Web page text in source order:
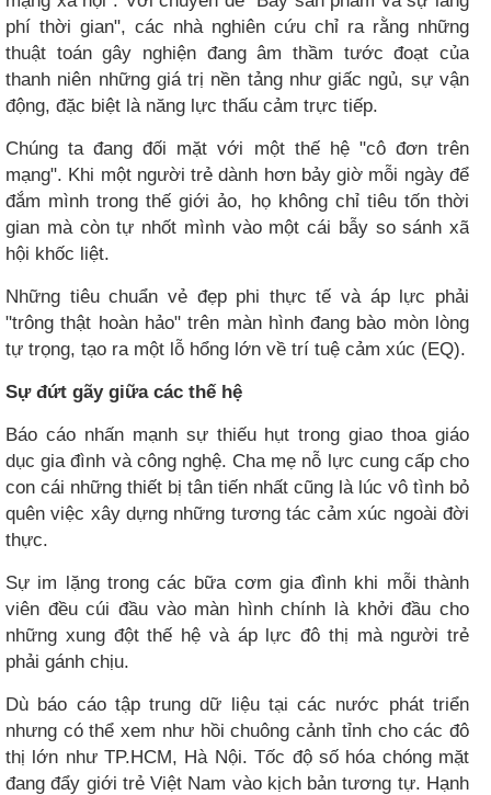
phí thời gian", các nhà nghiên cứu chỉ ra rằng những
thuật toán gây nghiện đang âm thầm tước đoạt của
thanh niên những giá trị nền tảng như giấc ngủ, sự vận
động, đặc biệt là năng lực thấu cảm trực tiếp.
Chúng ta đang đối mặt với một thế hệ "cô đơn trên
mạng". Khi một người trẻ dành hơn bảy giờ mỗi ngày để
đắm mình trong thế giới ảo, họ không chỉ tiêu tốn thời
gian mà còn tự nhốt mình vào một cái bẫy so sánh xã
hội khốc liệt.
Những tiêu chuẩn vẻ đẹp phi thực tế và áp lực phải
"trông thật hoàn hảo" trên màn hình đang bào mòn lòng
tự trọng, tạo ra một lỗ hổng lớn về trí tuệ cảm xúc (EQ).
Sự đứt gãy giữa các thế hệ
Báo cáo nhấn mạnh sự thiếu hụt trong giao thoa giáo
dục gia đình và công nghệ. Cha mẹ nỗ lực cung cấp cho
con cái những thiết bị tân tiến nhất cũng là lúc vô tình bỏ
quên việc xây dựng những tương tác cảm xúc ngoài đời
thực.
Sự im lặng trong các bữa cơm gia đình khi mỗi thành
viên đều cúi đầu vào màn hình chính là khởi đầu cho
những xung đột thế hệ và áp lực đô thị mà người trẻ
phải gánh chịu.
Dù báo cáo tập trung dữ liệu tại các nước phát triển
nhưng có thể xem như hồi chuông cảnh tỉnh cho các đô
thị lớn như TP.HCM, Hà Nội. Tốc độ số hóa chóng mặt
đang đẩy giới trẻ Việt Nam vào kịch bản tương tự. Hạnh